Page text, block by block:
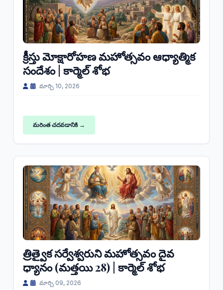
క్రీస్తు మోక్షారోహణ మహోత్సవం ఆధ్యాత్మిక
సందేశం | కార్మెల్ శోభ
మార్చి 10, 2026
మరింత చదవడానికి →
త్రిత్వైక సర్వేశ్వరుని మహోత్సవం దైవ
ధ్యానం (మత్తయి 28) | కార్మెల్ శోభ
మార్చి 09, 2026